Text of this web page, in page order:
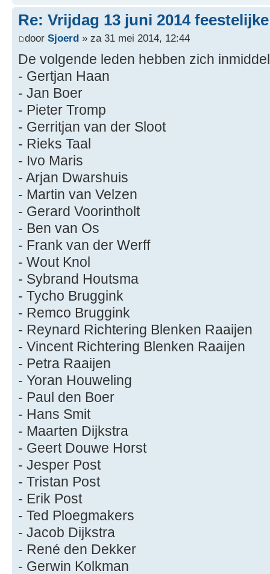
Re: Vrijdag 13 juni 2014
door Sjoerd » za 31 mei 2014, 12:44
De volgende leden hebben zich
- Gertjan Haan
- Jan Boer
- Pieter Tromp
- Gerritjan van der Sloot
- Rieks Taal
- Ivo Maris
- Arjan Dwarshuis
- Martin van Velzen
- Gerard Voorintholt
- Ben van Os
- Frank van der Werff
- Wout Knol
- Sybrand Houtsma
- Tycho Bruggink
- Remco Bruggink
- Reynard Richtering Blenken Raaijen
- Vincent Richtering Blenken Raaijen
- Petra Raaijen
- Yoran Houweling
- Paul den Boer
- Hans Smit
- Maarten Dijkstra
- Geert Douwe Horst
- Jesper Post
- Tristan Post
- Erik Post
- Ted Ploegmakers
- Jacob Dijkstra
- René den Dekker
- Gerwin Kolkman